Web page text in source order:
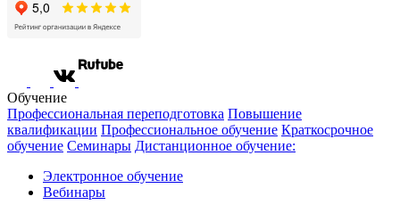
Обучение
Профессиональная переподготовка Повышение
квалификации Профессиональное обучение Краткосрочное
обучение Семинары Дистанционное обучение:
Электронное обучение
Вебинары